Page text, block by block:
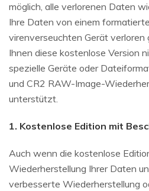
möglich, alle verlorenen Daten
Ihre Daten von einem
virenverseuchten Gerät verloren
Ihnen diese kostenlose Version
spezielle Geräte oder
und CR2 RAW-Image-
unterstützt.
1. Kostenlose Edition mit
Auch wenn die kostenlose
Wiederherstellung Ihrer Daten
verbesserte Wiederherstellung